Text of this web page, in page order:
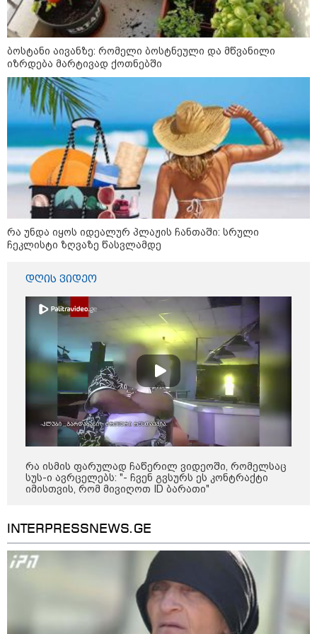
რომ ნია არაფერშუაში არაა?!" -
გიგა ავალიანის საქმეზე ნია
იმნაძეს აკავებენ
ავტომობილი ქვეითს დაეჯახა -
კადრები მერაბ კოსტავას ქუჩიდან
რამ გამოწვია საქართველოს
ელექტროენერგეტიკული სისტემის
სრული გათიშვა - რა დეტალები
ხდება ცნობილი?
13:53 / 05-08-2026
"ვისურვებდით, რომ თინა ბოკუჩავა
ყრილობას დაესწროს" - ანი წითლიძე
ბოსტანი აივანზე: რომელი ბოსტნეული და მწვანილი
იზრდება მარტივად ქოთნებში
რა უნდა იყოს იდეალურ პლაჟის ჩანთაში: სრული
ჩეკლისტი ზღვაზე წასვლამდე
დღის ვიდეო
რა ისმის ფარულად ჩაწერილ ვიდეოში, რომელსაც
სუს-ი ავრცელებს: "- ჩვენ გვსურს ეს კონტრაქტი
იმისთვის, რომ მივიღოთ ID ბარათი"
INTERPRESSNEWS.GE